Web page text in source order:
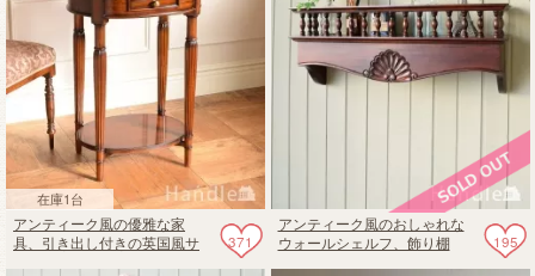
在庫1台
371
アンティーク風の優雅な家
具、引き出し付きの英国風サ
195
アンティーク風のおしゃれな
ウォールシェルフ、飾り棚